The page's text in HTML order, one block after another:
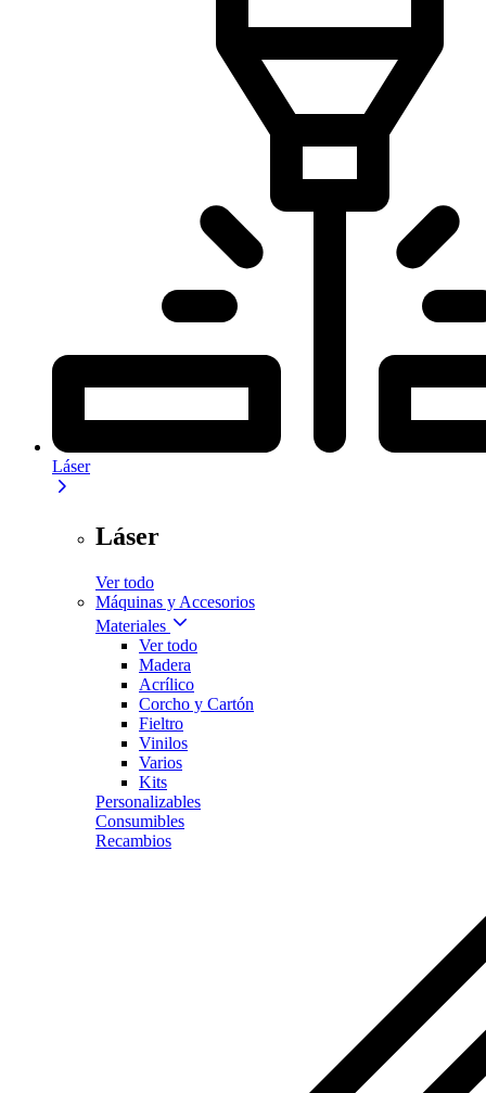
Láser
Láser
Ver todo
Máquinas y Accesorios
Materiales
Ver todo
Madera
Acrílico
Corcho y Cartón
Fieltro
Vinilos
Varios
Kits
Personalizables
Consumibles
Recambios